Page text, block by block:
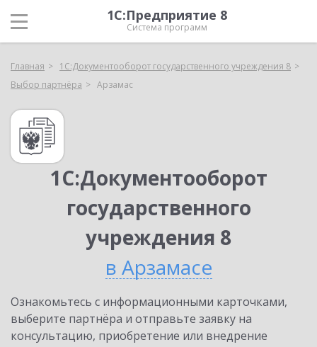
1С:Предприятие 8
Система программ
Главная
1С:Документооборот государственного учреждения 8
Выбор партнёра
Арзамас
1С:Документооборот
государственного
учреждения 8
в Арзамасе
Ознакомьтесь с информационными карточками,
выберите партнёра и отправьте заявку на
консультацию, приобретение или внедрение